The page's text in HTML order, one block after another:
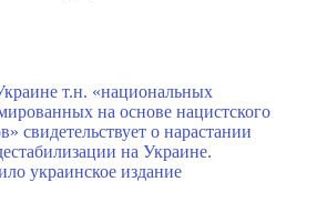
т.н. «национальных
на основе нацистского
свидетельствует о нарастании
на Украине.
украинское издание